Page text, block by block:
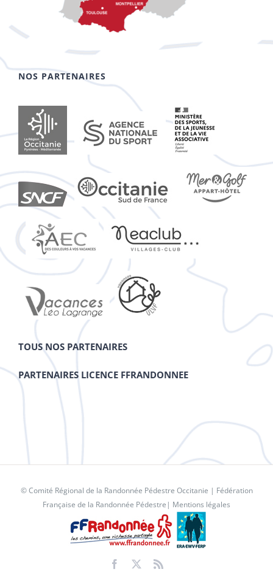
NOS PARTENAIRES
TOUS NOS PARTENAIRES
PARTENAIRES LICENCE FFRANDONNEE
© Comité Régional de la Randonnée Pédestre Occitanie | Fédération
Française de la Randonnée Pédestre | Mentions légales
Facebook